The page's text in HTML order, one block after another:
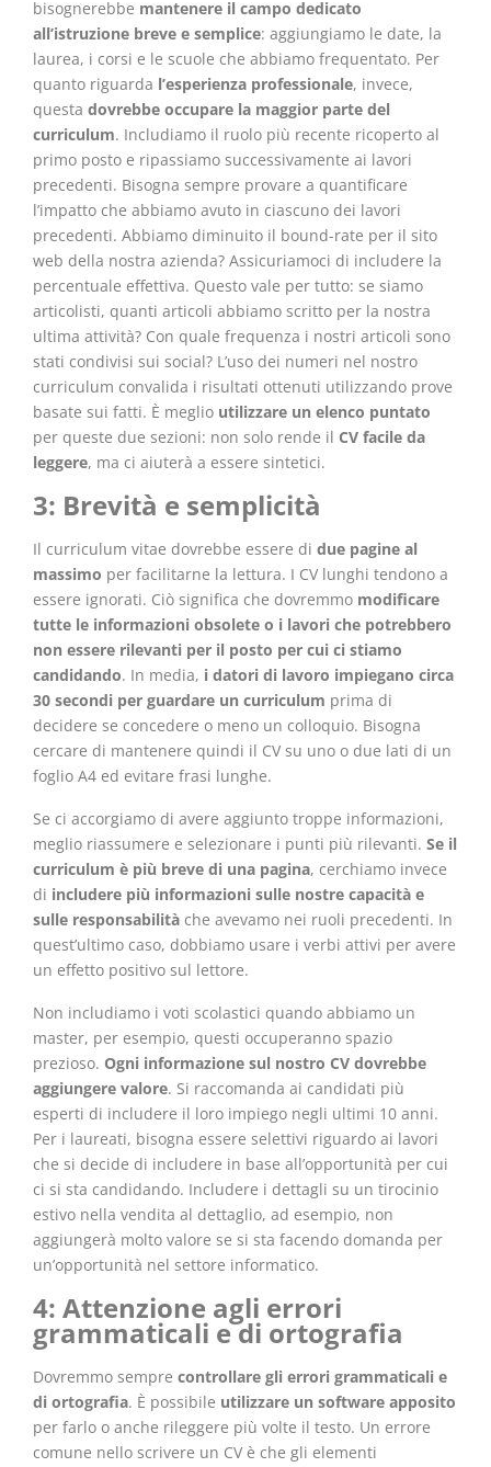
bisognerebbe mantenere il campo dedicato
all’istruzione breve e semplice: aggiungiamo le date, la
laurea, i corsi e le scuole che abbiamo frequentato. Per
quanto riguarda l’esperienza professionale, invece,
questa dovrebbe occupare la maggior parte del
curriculum. Includiamo il ruolo più recente ricoperto al
primo posto e ripassiamo successivamente ai lavori
precedenti. Bisogna sempre provare a quantificare
l’impatto che abbiamo avuto in ciascuno dei lavori
precedenti. Abbiamo diminuito il bound-rate per il sito
web della nostra azienda? Assicuriamoci di includere la
percentuale effettiva. Questo vale per tutto: se siamo
articolisti, quanti articoli abbiamo scritto per la nostra
ultima attività? Con quale frequenza i nostri articoli sono
stati condivisi sui social? L’uso dei numeri nel nostro
curriculum convalida i risultati ottenuti utilizzando prove
basate sui fatti. È meglio utilizzare un elenco puntato
per queste due sezioni: non solo rende il CV facile da
leggere, ma ci aiuterà a essere sintetici.
3: Brevità e semplicità
Il curriculum vitae dovrebbe essere di due pagine al
massimo per facilitarne la lettura. I CV lunghi tendono a
essere ignorati. Ciò significa che dovremmo modificare
tutte le informazioni obsolete o i lavori che potrebbero
non essere rilevanti per il posto per cui ci stiamo
candidando. In media, i datori di lavoro impiegano circa
30 secondi per guardare un curriculum prima di
decidere se concedere o meno un colloquio. Bisogna
cercare di mantenere quindi il CV su uno o due lati di un
foglio A4 ed evitare frasi lunghe.
Se ci accorgiamo di avere aggiunto troppe informazioni,
meglio riassumere e selezionare i punti più rilevanti. Se il
curriculum è più breve di una pagina, cerchiamo invece
di includere più informazioni sulle nostre capacità e
sulle responsabilità che avevamo nei ruoli precedenti. In
quest’ultimo caso, dobbiamo usare i verbi attivi per avere
un effetto positivo sul lettore.
Non includiamo i voti scolastici quando abbiamo un
master, per esempio, questi occuperanno spazio
prezioso. Ogni informazione sul nostro CV dovrebbe
aggiungere valore. Si raccomanda ai candidati più
esperti di includere il loro impiego negli ultimi 10 anni.
Per i laureati, bisogna essere selettivi riguardo ai lavori
che si decide di includere in base all’opportunità per cui
ci si sta candidando. Includere i dettagli su un tirocinio
estivo nella vendita al dettaglio, ad esempio, non
aggiungerà molto valore se si sta facendo domanda per
un’opportunità nel settore informatico.
4: Attenzione agli errori
grammaticali e di ortografia
Dovremmo sempre controllare gli errori grammaticali e
di ortografia. È possibile utilizzare un software apposito
per farlo o anche rileggere più volte il testo. Un errore
comune nello scrivere un CV è che gli elementi